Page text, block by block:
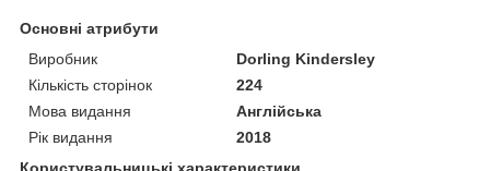
Основні атрибути
Виробник
Dorling Kindersley
Кількість сторінок
224
Мова видання
Англійська
Рік видання
2018
Користувальницькі характеристики